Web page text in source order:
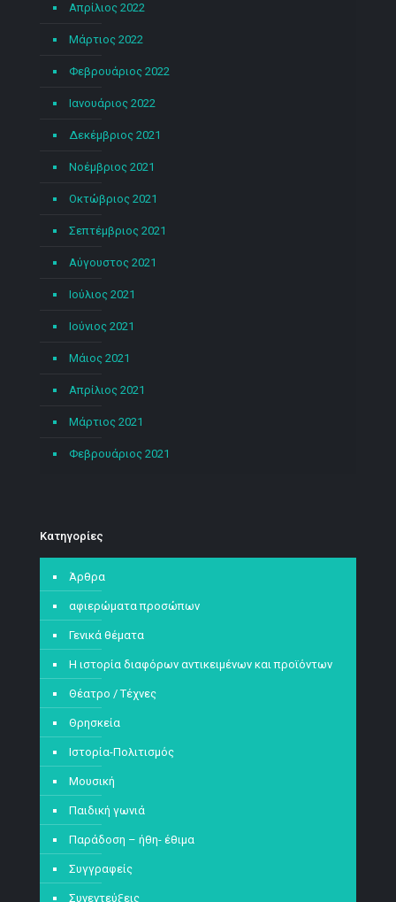
Απρίλιος 2022
Μάρτιος 2022
Φεβρουάριος 2022
Ιανουάριος 2022
Δεκέμβριος 2021
Νοέμβριος 2021
Οκτώβριος 2021
Σεπτέμβριος 2021
Αύγουστος 2021
Ιούλιος 2021
Ιούνιος 2021
Μάιος 2021
Απρίλιος 2021
Μάρτιος 2021
Φεβρουάριος 2021
Kατηγορίες
Άρθρα
αφιερώματα προσώπων
Γενικά θέματα
Η ιστορία διαφόρων αντικειμένων και προϊόντων
Θέατρο / Τέχνες
Θρησκεία
Ιστορία-Πολιτισμός
Μουσική
Παιδική γωνιά
Παράδοση – ήθη- έθιμα
Συγγραφείς
Συνεντεύξεις